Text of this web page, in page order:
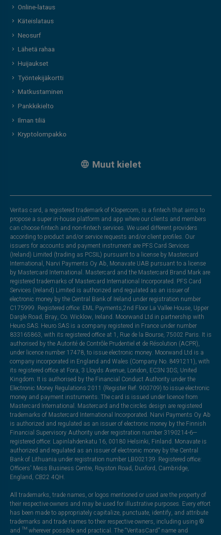
Online-lataus
Käteislataus
Neosurf
Lähetä rahaa
Huijaukset
Työntekijäkortti
Matkustaminen
Pankkikielto
Ilman tiliä
Kryptolompakko
Muut kielet
Veritas card, a registered trademark of Klopercom, is a fintech that aims to
propose a super in-house platform and app where our clients and members
can choose fintech and non-fintech services. We used different providers
according to product and/or service requests and/or client profiles. Our
issuers for accounts and payment instrument are PFS Card Services
(Ireland) Limited (trading as PCSIL) pursuant to a license by Mastercard
International, Narvi Payments Oy Ab, Monavate UAB pursuant to a license
by Mastercard International. Mastercard and the Mastercard Brand Mark are
registered trademarks of Mastercard International Incorporated. PFS Card
Services (Ireland) Limited is authorized and regulated as an issuer of
electronic money by the Central Bank of Ireland under registration number
C175999. Registered office: EML Payments,2nd Floor La Vallee House, Upper
Dargle Road, Bray, Co. Wicklow, Ireland. Moorwand Ltd in partnership with
Heuro SAS. Heuro SAS is a company registered in France under number
833165863, with its registered office at 1, Rue de la Bourse, 75002 Paris. It is
authorised by the Autorité de Contrôle Prudentiel et de Résolution (ACPR),
under licence number 17478, to issue electronic money. Moorwand Ltd is a
company incorporated in England and Wales (Company No. 8491211), with
its registered office at Fora, 3 Lloyds Avenue, London, EC3N 3DS, United
Kingdom. It is authorised by the Financial Conduct Authority under the
Electronic Money Regulations 2011 (Register Ref: 900709) to issue electronic
money and payment instruments. The card is issued under licence from
Mastercard International. Mastercard and the circles design are registered
trademarks of Mastercard International Incorporated. Narvi Payments Oy Ab
is authorized and regulated as an issuer of electronic money by the Finnish
Financial Supervisory Authority under registration number 3190214-6—
registered office: Lapinlahdenkatu 16, 00180 Helsinki, Finland. Monavate is
authorized and regulated as an issuer of electronic money by the Central
Bank of Lithuania under registration number LB002139. Registered office:
Officers' Mess Business Centre, Royston Road, Duxford, Cambridge,
England, CB22 4QH.
All trademarks, trade names, or logos mentioned or used are the property of
their respective owners and may be used for illustrative purposes. Every effort
has been made to appropriately capitalize, punctuate, identify, and attribute
trademarks and trade names to their respective owners, including using ®
and ™ wherever possible and practical. The “VeritasCard” name and